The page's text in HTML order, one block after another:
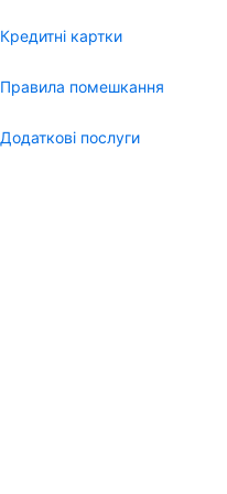
Кредитні картки
Правила помешкання
Додаткові послуги